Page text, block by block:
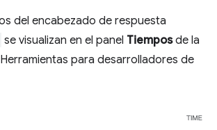
del encabezado de respuesta
se visualizan en el panel Tiemposde la
para desarrolladores de